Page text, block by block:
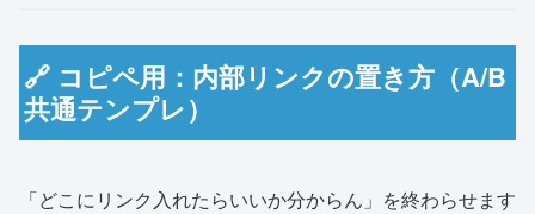
🔗 コピペ用：内部リンクの置き方（A/B
共通テンプレ）
「どこにリンク入れたらいいか分からん」を終わらせます